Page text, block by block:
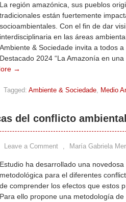
La región amazónica, sus pueblos
tradicionales están fuertemente
socioambientales. Con el fin de dar
interdisciplinaria en las áreas
Ambiente & Sociedade invita a todos
Destacado 2024 “La Amazonía en
→
Tagged: Ambiente & Sociedade, Medio
del conflicto
Leave a Comment , María Gabriela
Estudio ha desarrollado una
metodológica para el diferentes
de comprender los efectos que estos
Para ello propone una metodología